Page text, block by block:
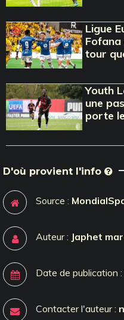
Ligue
Fofana
tour
Youth
une
porte
D'où provient l'info
Source :
Auteur : Japhet
Date de publication :
Contacter l'auteur :